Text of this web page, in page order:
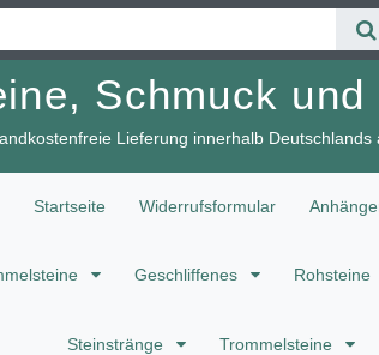
Schmuck und
Lieferung innerhalb Deutschlands
Startseite Widerrufsformular
Geschliffenes Rohsteine
Steinstränge Trommelsteine